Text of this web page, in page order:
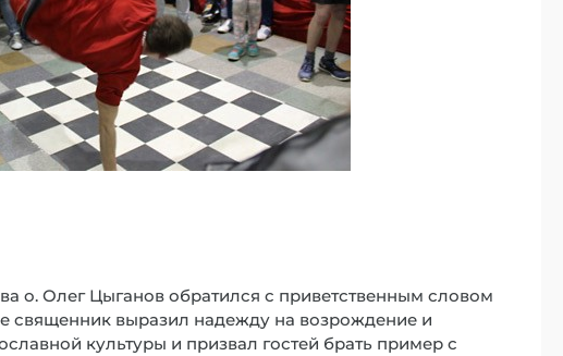
о. Олег Цыганов обратился с приветственным словом
священник выразил надежду на возрождение и
культуры и призвал гостей брать пример с